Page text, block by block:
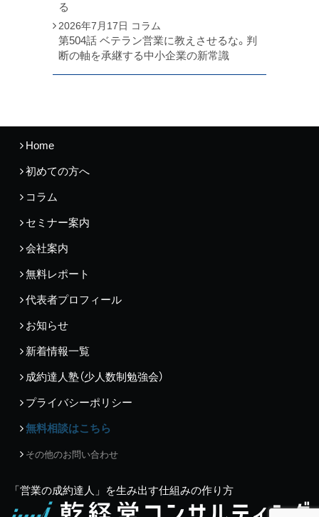
る
2026年7月17日 コラム
第504話 ベテラン営業に教えさせるな。判
断の軸を承継する中小企業の新常識
Home
初めての方へ
コラム
セミナー案内
会社案内
無料レポート
代表者プロフィール
お知らせ
新着情報一覧
成約達人塾（少人数制勉強会）
プライバシーポリシー
無料相談はこちら
その他のお問い合わせ
「営業の成約達人」を生み出す仕組みの作り方